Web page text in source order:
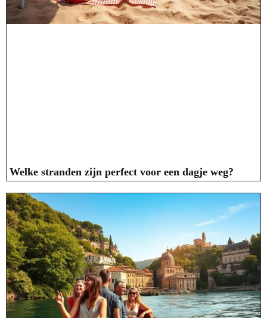
Welke stranden zijn perfect voor een dagje weg?